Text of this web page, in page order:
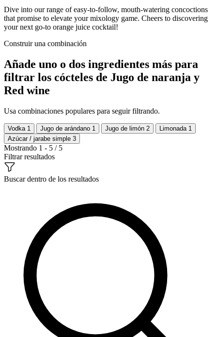
Dive into our range of easy-to-follow, mouth-watering concoctions
that promise to elevate your mixology game. Cheers to discovering
your next go-to orange juice cocktail!
Construir una combinación
Añade uno o dos ingredientes más para
filtrar los cócteles de Jugo de naranja y
Red wine
Usa combinaciones populares para seguir filtrando.
Vodka 1 Jugo de arándano 1 Jugo de limón 2 Limonada 1
Azúcar / jarabe simple 3
Mostrando 1 - 5 / 5
Filtrar resultados
Buscar dentro de los resultados